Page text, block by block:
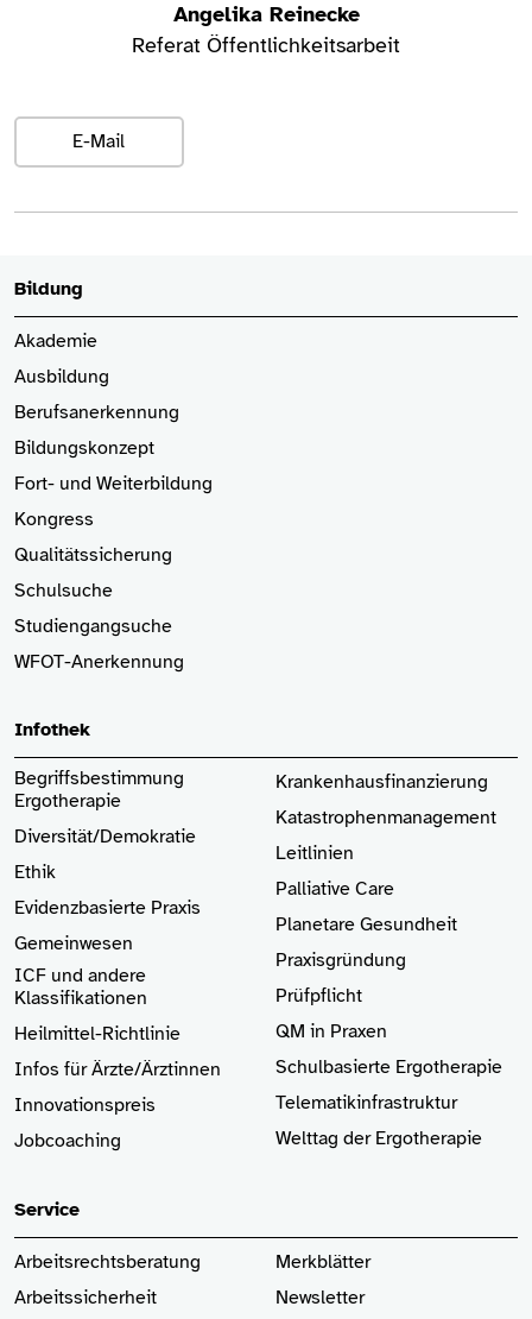
Angelika Reinecke
Referat Öffentlichkeitsarbeit
E-Mail
Bildung
Akademie
Ausbildung
Berufsanerkennung
Bildungskonzept
Fort- und Weiterbildung
Kongress
Qualitätssicherung
Schulsuche
Studiengangsuche
WFOT-Anerkennung
Infothek
Begriffsbestimmung
Ergotherapie
Diversität/Demokratie
Ethik
Evidenzbasierte Praxis
Gemeinwesen
ICF und andere
Klassifikationen
Heilmittel-Richtlinie
Infos für Ärzte/Ärztinnen
Innovationspreis
Jobcoaching
Krankenhaus­finanzierung
Katastrophenmanagement
Leitlinien
Palliative Care
Planetare Gesundheit
Praxisgründung
Prüfpflicht
QM in Praxen
Schulbasierte Ergotherapie
Telematikinfrastruktur
Welttag der Ergotherapie
Service
Arbeitsrechtsberatung
Arbeitssicherheit
Merkblätter
Newsletter